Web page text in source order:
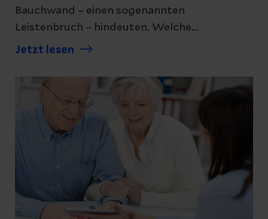
Bauchwand – einen sogenannten
Leistenbruch – hindeuten. Welche
Beschwerden ein Leistenbruch macht und
Ihnen hier.
Jetzt lesen